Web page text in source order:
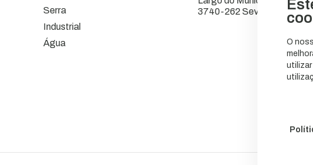
O
utilizar
Serra
Industrial
Água
3740-262 Sever do Vouga